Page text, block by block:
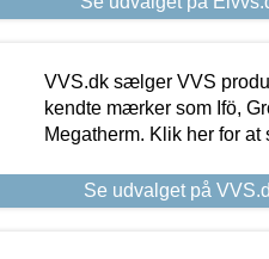
VVS.dk sælger VVS
kendte mærker som Ifö,
Megatherm. Klik her for at
Se udvalget på